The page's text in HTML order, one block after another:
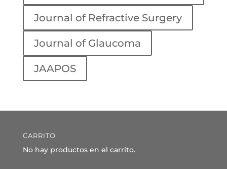
Journal of Refractive Surgery
Journal of Glaucoma
JAAPOS
CARRITO
No hay productos en el carrito.